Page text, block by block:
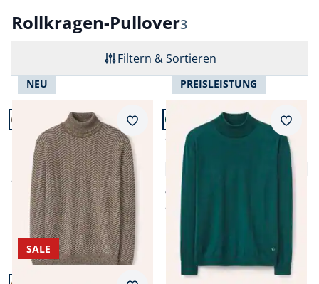
Rollkragen-PulloverErgebnisse
3
Filtern & Sortieren
Artikel 1 von 3.
NEU
Rollkragenpullover mit
Fischgratm.
ab
€ 119,99
Merkzettel
Artikel 2 von 3.
PREISLEISTUNG
+5
Stehbund-Pullover Merino
Extrafein
ab € 89,99
ab
Artikel 3 von 3.
SALE